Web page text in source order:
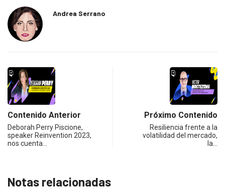
Andrea Serrano
Contenido Anterior
Deborah Perry Piscione,
speaker Reinvention 2023,
nos cuenta…
Próximo Contenido
Resiliencia frente a la
volatilidad del mercado,
la…
Notas relacionadas